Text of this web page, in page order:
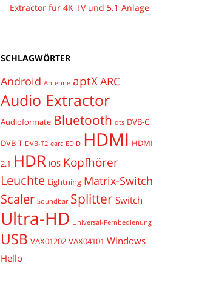
Extractor für 4K TV und 5.1 Anlage
SCHLAGWÖRTER
Android Antenne aptXARC
Audio Extractor
Audioformate Bluetooth dts DVB-C
DVB-T DVB-T2 earc EDID HDMI HDMI
2.1 HDR iOS Kopfhörer
Leuchte Lightning Matrix-Switch
Scaler Soundbar Splitter Switch
Ultra-HD Universal-Fernbedienung
USB VAX01202 VAX04101 Windows
Hello